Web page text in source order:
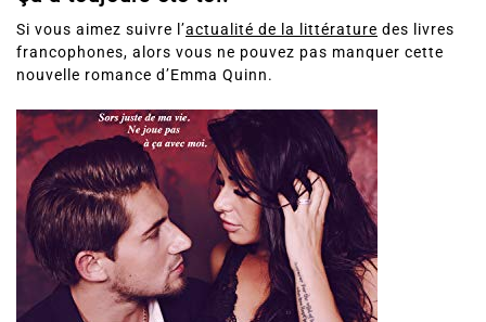
Si vous aimez suivre l’ actualité de la littérature
des livres
francophones, alors vous ne pouvez pas manquer cette
nouvelle romance d’Emma Quinn.